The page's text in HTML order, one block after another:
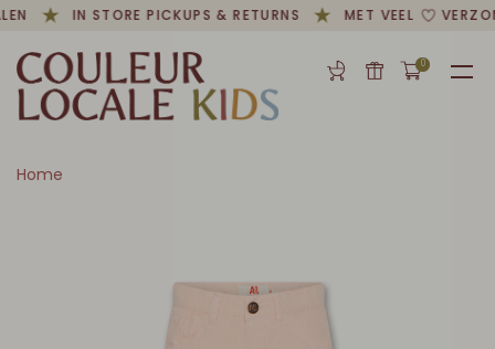
IN STORE PICKUPS & RETURNS MET VEEL
0
Home